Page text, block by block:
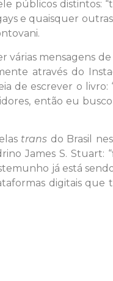
públicos distintos:
e quaisquer
várias mensagens
através do
de escrever o livro:
então eu
trans do Brasil
James S.
já está
digitais que